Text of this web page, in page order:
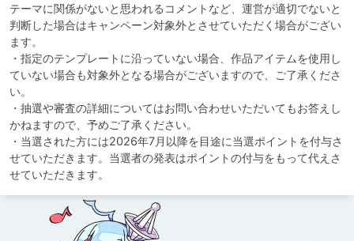
テーマに関係がないと思われるコメントなど、運営が適切でないと
判断した場合はキャンペーン対象外とさせていただく場合がござい
ます。
・指定のテンプレートに沿っていない場合、作品アイテムを使用し
ていない場合も対象外となる場合がございますので、ご了承くださ
い。
・抽選や審査の詳細についてはお問い合わせいただいてもお答えし
かねますので、予めご了承ください。
・当選された方には2026年7月以降を目途に当選ポイントを付与さ
せていただきます。当選者の発表はポイントの付与をもって代えさ
せていただきます。